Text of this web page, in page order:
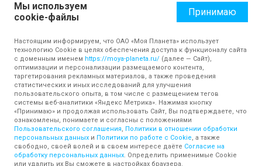
Правила сайтаРабота с cookie-файлами
Защита персональных данных
Обработка персональных данных
Мы используем
cookie-файлы
Принимаю
Настоящим информируем, что ОАО «Моя Планета» использует
технологию Cookie в целях обеспечения доступа к функционалу сайта
с доменным именем https://moya-planeta.ru/ (далее — Сайт),
оптимизации и персонализации размещаемого контента,
таргетирования рекламных материалов, а также проведения
статистических и иных исследований для улучшения
пользовательского опыта, в том числе с размещением тегов
системы веб-аналитики «Яндекс Метрика». Нажимая кнопку
«Принимаю» и продолжая использовать Сайт, Вы подтверждаете, что
ознакомлены, понимаете и согласны с положениями
Пользовательского соглашения, Политики в отношении обработки
персональных данных и Политики по работе с Cookie, а также
свободно, своей волей и в своем интересе даёте Согласие на
обработку персональных данных. Определить применимые Cookie
или удалить их Вы сможете в настройках браузера.